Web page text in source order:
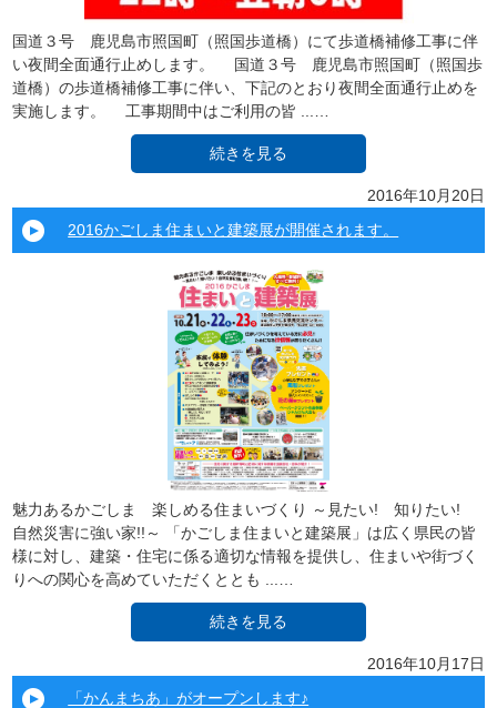
国道３号 鹿児島市照国町（照国歩道橋）にて歩道橋補修工事に伴
い夜間全面通行止めします。 国道３号 鹿児島市照国町（照国歩
道橋）の歩道橋補修工事に伴い、下記のとおり夜間全面通行止めを
実施します。 工事期間中はご利用の皆 ...…
続きを見る
2016年10月20日
2016かごしま住まいと建築展が開催されます。
魅力あるかごしま 楽しめる住まいづくり ～見たい! 知りたい!
自然災害に強い家!!～ 「かごしま住まいと建築展」は広く県民の皆
様に対し、建築・住宅に係る適切な情報を提供し、住まいや街づく
りへの関心を高めていただくととも ...…
続きを見る
2016年10月17日
「かんまちあ」がオープンします♪